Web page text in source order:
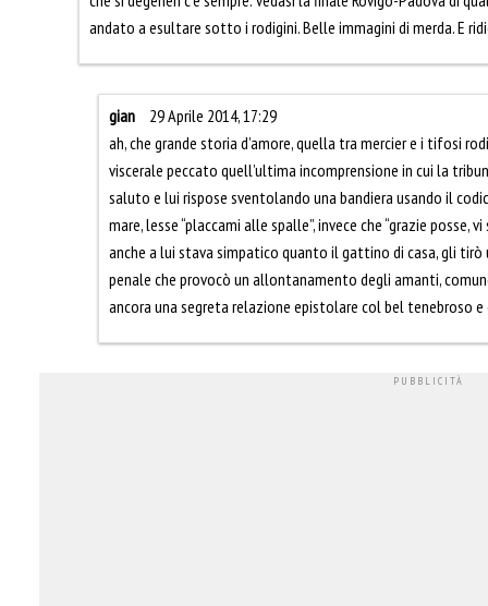
andato a esultare sotto i rodigini. Belle immagini di merda. E
gian
29 Aprile 2014, 17:29
ah, che grande storia d’amore, quella tra mercier e i tifosi
viscerale peccato quell’ultima incomprensione in cui la
saluto e lui rispose sventolando una bandiera usando il
mare, lesse “placcami alle spalle”, invece che “grazie
anche a lui stava simpatico quanto il gattino di casa, gli
penale che provocò un allontanamento degli amanti,
ancora una segreta relazione epistolare col bel